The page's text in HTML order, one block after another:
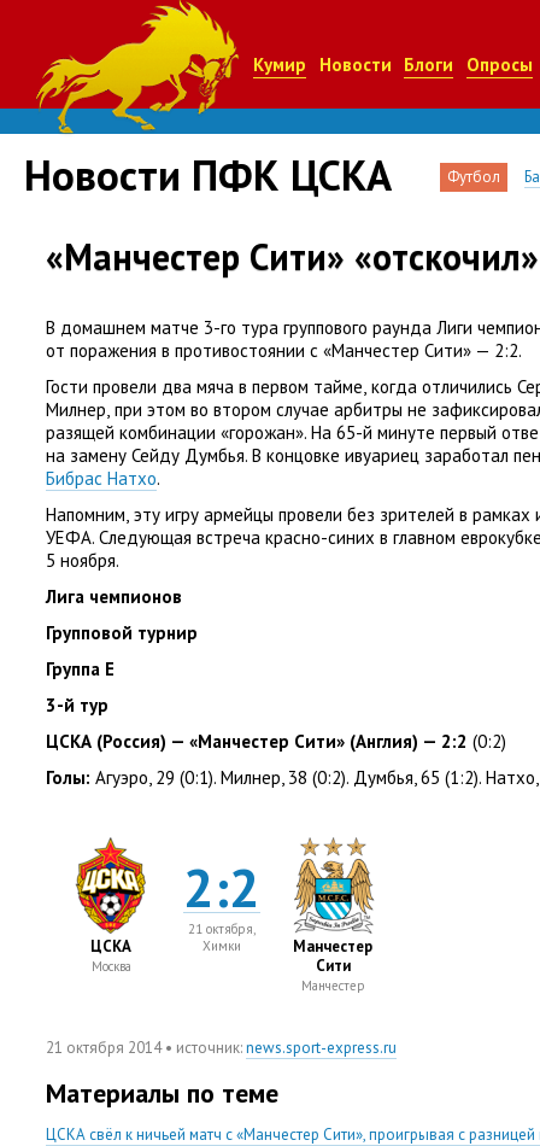
Кумир Новости Блоги Опросы
Новости ПФК ЦСКА Футбол
«Манчестер Сити» «отскочил»
В домашнем матче 3-го тура группового раунда Лиги
от поражения в противостоянии с «Манчестер Сити» — 2:2.
Гости провели два мяча в первом тайме, когда отличились
Милнер, при этом во втором случае арбитры не
разящей комбинации «горожан». На 65-й минуте первый
на замену Сейду Думбья. В концовке ивуариец заработал
Бибрас Натхо.
Напомним, эту игру армейцы провели без зрителей в рамках
УЕФА. Следующая встреча красно-синих в главном
5 ноября.
Лига чемпионов
Групповой турнир
Группа E
3-й тур
ЦСКА (Россия) — «Манчестер Сити» (Англия) — 2:2 (0:2)
Голы: Агуэро, 29 (0:1). Милнер, 38 (0:2). Думбья, 65 (1:2). Натхо,
ЦСКА
Москва
2:2
21 октября,
Химки
Манчестер
Сити
Манчестер
21 октября 2014• источник:news.sport-express.ru
Материалы по теме
ЦСКА свёл к ничьей матч с «Манчестер Сити», проигрывая с